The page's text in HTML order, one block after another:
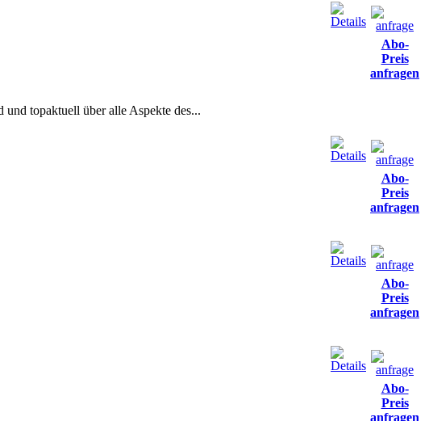
topaktuell über alle Aspekte des...
Abo-
Preis
anfragen
Abo-
Preis
anfragen
Abo-
Preis
anfragen
Abo-
Preis
anfragen